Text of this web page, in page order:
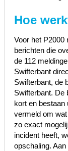
Hoe
Voor het P2000
berichten die
de 112
Swifterbant
Swifterbant, de
Swifterbant. De
kort en bestaan
vermeld om
zo exact
incident heeft,
opschaling.